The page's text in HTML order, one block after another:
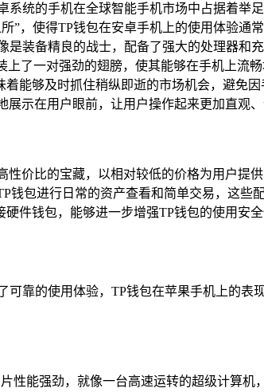
统的手机在全球智能手机市场中占据着举
，使得TP钱包在安卓手机上的使用体验通
装备精良的战士，配备了强大的处理器和
了一对强劲的翅膀，使其能够在手机上流畅
能够及时抓住稍纵即逝的市场机会，避免
示在用户眼前，让用户操作起来更加直观
价比的宝藏，以相对较低的价格为用户提
钱包进行日常的资产查看和简单交易，这些
件钱包，能够进一步增强TP钱包的使用安
靠的使用体验，TP钱包在苹果手机上的表
性能强劲，就像一台高速运转的超级计算